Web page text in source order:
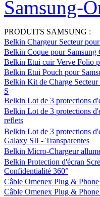
Samsung-
PRODUITS SAMSUNG :
Belkin Chargeur Secteur
Belkin Coque pour
Belkin Etui cuir Verve Folio
Belkin Etui Pouch pour
Belkin Kit de Charge
S
Belkin Lot de 3 protections
Belkin Lot de 3 protections
reflets
Belkin Lot de 3 protections
Galaxy SII - Transparentes
Belkin Micro-Chargeur
Belkin Protection d'écran
Confidentialité 360°
Câble Omenex Plug &
Câble Omenex Plug &